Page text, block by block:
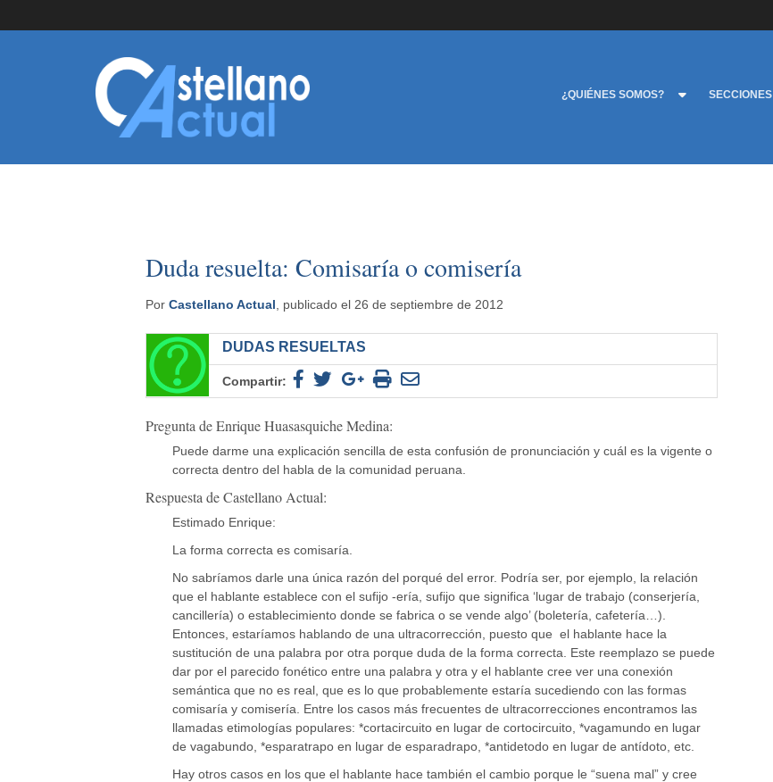
¿QUIÉNES SOMOS? SECCIONES
Duda resuelta: Comisaría o comisería
Por Castellano Actual , publicado el 26 de septiembre de 2012
DUDAS RESUELTAS
Compartir:
Pregunta de Enrique Huasasquiche Medina:
Puede darme una explicación sencilla de esta confusión de pronunciación y cuál es la vigente o
correcta dentro del habla de la comunidad peruana.
Respuesta de Castellano Actual:
Estimado Enrique:
La forma correcta es comisaría.
No sabríamos darle una única razón del porqué del error. Podría ser, por ejemplo, la relación
que el hablante establece con el sufijo -ería, sufijo que significa ‘lugar de trabajo (conserjería,
cancillería) o establecimiento donde se fabrica o se vende algo’ (boletería, cafetería…).
Entonces, estaríamos hablando de una ultracorrección, puesto que el hablante hace la
sustitución de una palabra por otra porque duda de la forma correcta. Este reemplazo se puede
dar por el parecido fonético entre una palabra y otra y el hablante cree ver una conexión
semántica que no es real, que es lo que probablemente estaría sucediendo con las formas
comisaría y comisería. Entre los casos más frecuentes de ultracorrecciones encontramos las
llamadas etimologías populares: *cortacircuito en lugar de cortocircuito, *vagamundo en lugar
de vagabundo, *esparatrapo en lugar de esparadrapo, *antidetodo en lugar de antídoto, etc.
Hay otros casos en los que el hablante hace también el cambio porque le “suena mal” y cree